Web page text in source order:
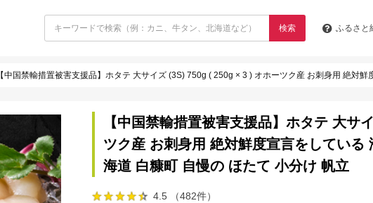
検索 ふるさと
【中国禁輸措置被害支援品】ホタテ 大サイズ (3S) 750g ( 250g × 3 ) オホーツク産 お刺身用 絶対鮮度宣言をしている 海
【中国禁輸措置被害支援品】ホタテ 大
ツク産 お刺身用 絶対鮮度宣言をしてい
海道 白糠町 自慢の ほたて 小分け 帆立
4.5 （482件）